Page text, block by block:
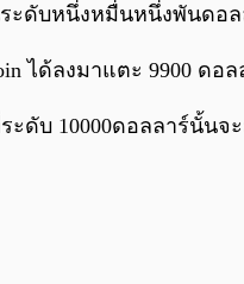
ระดับหนึ่งหมื่นหนึ่งพันดอ
ได้ลงมาแตะ 9900 ด
ดับ 10000ดอลลาร์นั้นจ